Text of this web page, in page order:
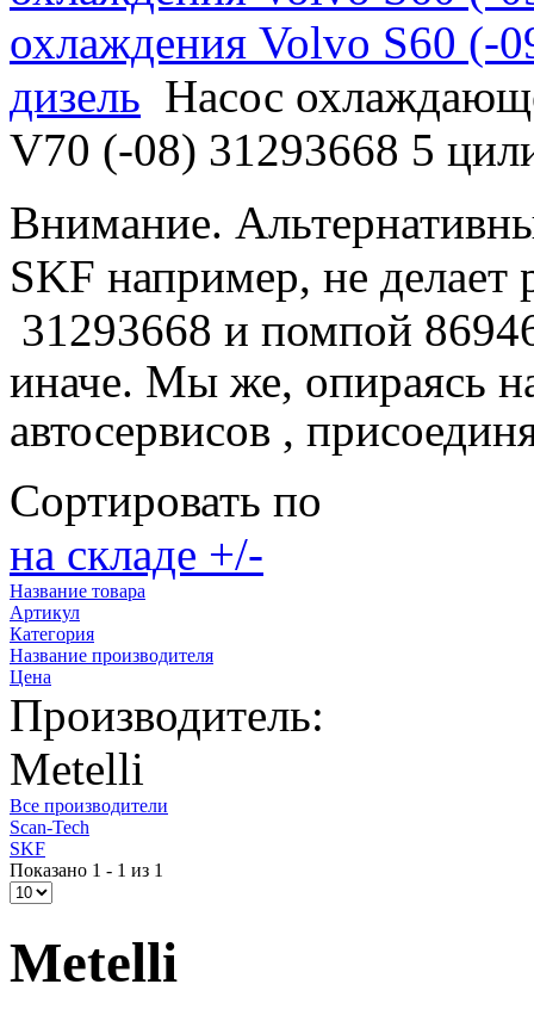
охлаждения Volvo S60 (-
дизель Насос
V70 (-08) 31293668 5
Внимание.
SKF например, не
31293668 и помпой
иначе. Мы же, опираясь
автосервисов ,
Сортировать по
на складе +/-
Название товара
Артикул
Категория
Название производителя
Цена
Производитель:
Metelli
Все производители
Scan-Tech
SKF
Показано 1 - 1 из 1
Metelli